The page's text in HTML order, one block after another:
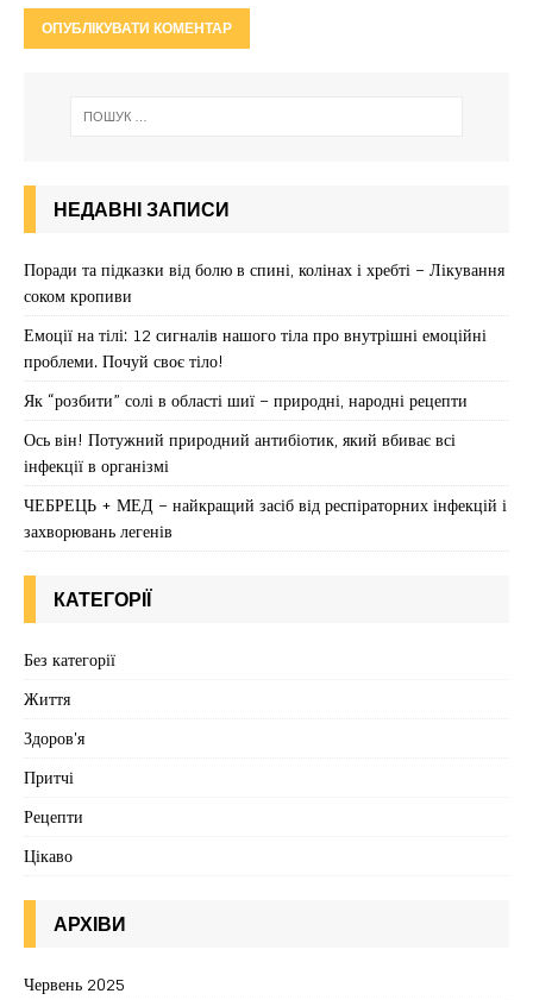
НЕДАВНІ ЗАПИСИ
Поради та підказки від болю в спині, колінах і хребті – Лікування
соком кропиви
Емоції на тілі: 12 сигналів нашого тіла про внутрішні емоційні
проблеми. Почуй своє тіло!
Як “розбити” солі в області шиї – природні, народні рецепти
Ось він! Потужний природний антибіотик, який вбиває всі
інфекції в організмі
ЧЕБРЕЦЬ + МЕД – найкращий засіб від респіраторних інфекцій і
захворювань легенів
КАТЕГОРІЇ
Без категорії
Життя
Здоров'я
Притчі
Рецепти
Цікаво
АРХІВИ
Червень 2025